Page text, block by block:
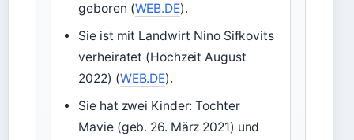
geboren (WEB.DE).
Sie ist mit Landwirt Nino Sifkovits
verheiratet (Hochzeit August
2022) (WEB.DE).
Sie hat zwei Kinder: Tochter
Mavie (geb. 26. März 2021) und